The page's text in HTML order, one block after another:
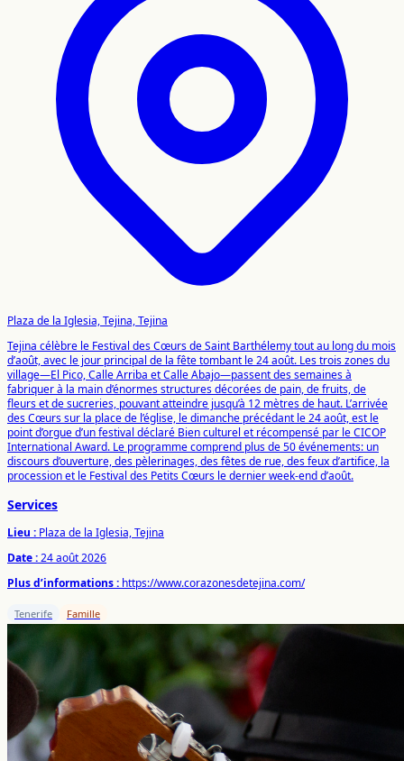
Plaza de la Iglesia, Tejina, Tejina
Tejina célèbre le Festival des Cœurs de Saint Barthélemy tout au long du mois
d’août, avec le jour principal de la fête tombant le 24 août. Les trois zones du
village—El Pico, Calle Arriba et Calle Abajo—passent des semaines à
fabriquer à la main d’énormes structures décorées de pain, de fruits, de
fleurs et de sucreries, pouvant atteindre jusqu’à 12 mètres de haut. L’arrivée
des Cœurs sur la place de l’église, le dimanche précédant le 24 août, est le
point d’orgue d’un festival déclaré Bien culturel et récompensé par le CICOP
International Award. Le programme comprend plus de 50 événements: un
discours d’ouverture, des pèlerinages, des fêtes de rue, des feux d’artifice, la
procession et le Festival des Petits Cœurs le dernier week-end d’août.
Services
Lieu : Plaza de la Iglesia, Tejina
Date :24 août 2026
Plus d’informations : https://www.corazonesdetejina.com/
Tenerife Famille